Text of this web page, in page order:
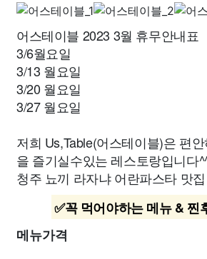
어스테이블 2023 3월 휴무안내표
3/6월요일
3/13 월요일
3/20 월요일
3/27 월요일
저희 Us,Table(어스테이블)은 편
을 즐기실수있는 레스토랑입니다
청주 뇨끼 라자냐 어란파스타 맛집
✅꼭 먹어야하는 메뉴 & 찐
메뉴가격